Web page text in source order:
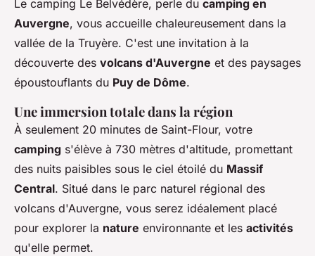
Le camping Le Belvédère, perle du camping en
Auvergne, vous accueille chaleureusement dans la
vallée de la Truyère. C'est une invitation à la
découverte des volcans d'Auvergne et des paysages
époustouflants du Puy de Dôme.
Une immersion totale dans la région
À seulement 20 minutes de Saint-Flour, votre
camping s'élève à 730 mètres d'altitude, promettant
des nuits paisibles sous le ciel étoilé du Massif
Central. Situé dans le parc naturel régional des
volcans d'Auvergne, vous serez idéalement placé
pour explorer la nature environnante et les activités
qu'elle permet.